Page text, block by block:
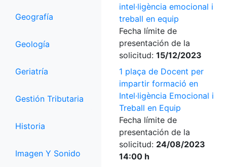
Geografía
Geología
Geriatría
Gestión Tributaria
Historia
Imagen Y Sonido
intel·ligència emocional i
treball en equip
Fecha límite de
presentación de la
solicitud: 15/12/2023
1 plaça de Docent per
impartir formació en
Intel·ligència Emocional i
Treball en Equip
Fecha límite de
presentación de la
solicitud: 24/08/2023
14:00 h